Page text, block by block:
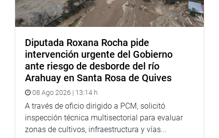
Bellido (PP) coautores de la iniciativa coincidieron en la
necesidad de fortalecer la protección de la salud pública
mediante una reforma que regule de manera más efectiva
el uso de aditivos colorantes sintéticos en productos de
consumo humano.
Lima, 7 de octubre de 2025.
COMISIÓN DE DEFENSA DEL CONSUMIDOR
Diputada Roxana Rocha pide
intervención urgente del Gobierno
ante riesgo de desborde del río
Arahuay en Santa Rosa de Quives
08 Ago 2026 | 13:14 h
A través de oficio dirigido a PCM, solicitó
inspección técnica multisectorial para evaluar
zonas de cultivos, infraestructura y vías...